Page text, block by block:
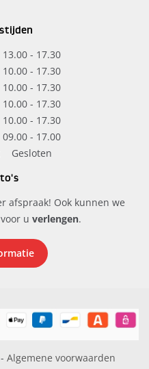
13.00 - 17.30
10.00 - 17.30
10.00 - 17.30
10.00 - 17.30
10.00 - 17.30
09.00 - 17.00
Gesloten
afspraak! Ook kunnen we
u verlengen.
- Algemene voorwaarden